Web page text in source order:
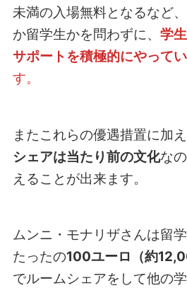
未満の入場無料となるなど
か留学生かを問わずに、 学
サポートを積極的にやって
す。
またこれらの優遇措置に加
シェアは当たり前の文化な
えることが出来ます。
ムンニ・モナリザさんは留
たったの100ユーロ（約
でルームシェアをして他の